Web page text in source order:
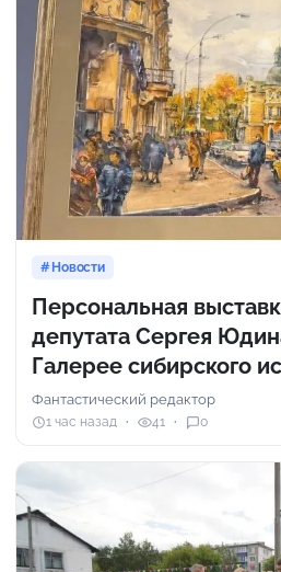
Новости
Персональная
депутата Сергея
Галерее сибирского
Фантастический редактор
1 час назад 41 0